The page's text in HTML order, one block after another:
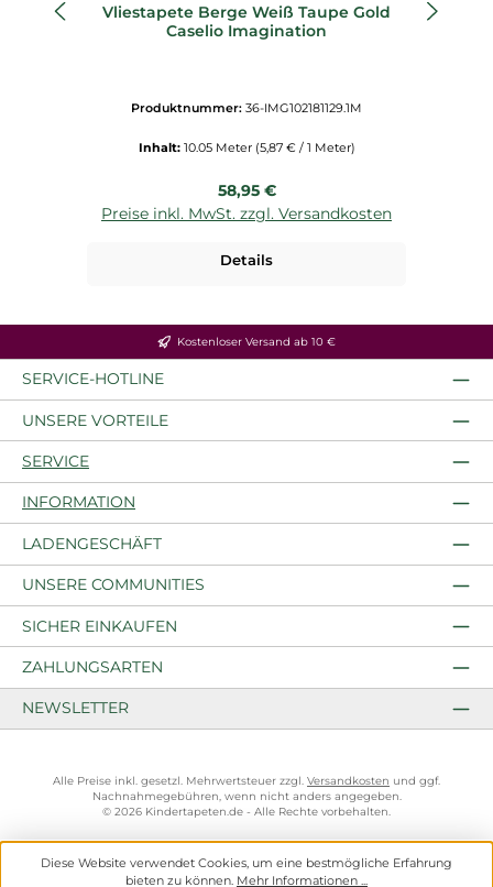
Vliestapete Berge Weiß Taupe Gold
Caselio Imagination
Produktnummer: 36-IMG102181129.1M
Inhalt: 10.05 Meter (5,87 € / 1 Meter)
Regulärer Preis:
58,95 €
Preise inkl. MwSt. zzgl. Versandkosten
Details
Kostenloser Versand ab 10 €
SERVICE-HOTLINE
UNSERE VORTEILE
SERVICE
INFORMATION
LADENGESCHÄFT
UNSERE COMMUNITIES
SICHER EINKAUFEN
ZAHLUNGSARTEN
NEWSLETTER
Alle Preise inkl. gesetzl. Mehrwertsteuer zzgl. Versandkosten und ggf.
Nachnahmegebühren, wenn nicht anders angegeben.
© 2026 Kindertapeten.de - Alle Rechte vorbehalten.
Diese Website verwendet Cookies, um eine bestmögliche Erfahrung
bieten zu können. Mehr Informationen ...